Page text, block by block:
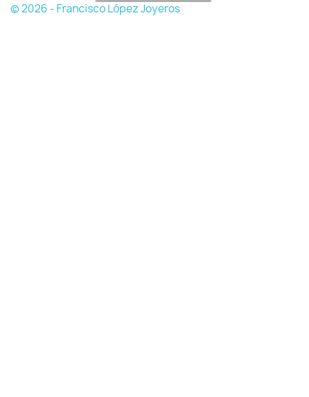
© 2026 - Francisco López Joyeros